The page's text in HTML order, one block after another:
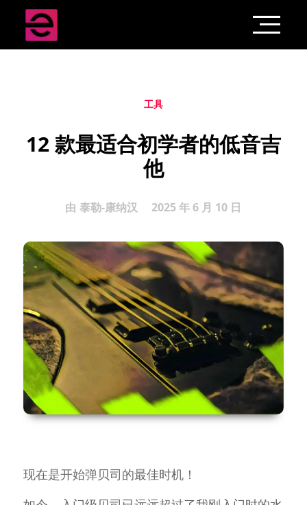
工具
12 款最适合初学者的低音吉
他
由 泰勒-康纳汉 2025 年 6 月 10 日
现在是开始弹贝司的最佳时机！